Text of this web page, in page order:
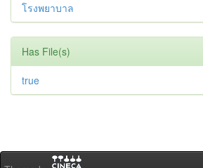
โรงพยาบาล
Has File(s)
true